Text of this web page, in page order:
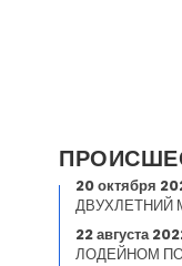
20 октября
ДВУХЛЕТНИЙ
22 августа
ЛОДЕЙНОМ